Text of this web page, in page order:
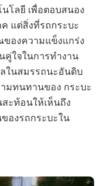
โลยี เพื่อตอบสนอง
แต่สิ่งที่รถกระบะ
องความแข็งแกร่ง
คู่ใจในการทำงาน
ในสมรรถนะอันดิบ
มทนทานของ กระบะ
ะท้อนให้เห็นถึง
องรถกระบะใน